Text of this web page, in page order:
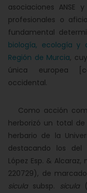
asociaciones ANSE
profesionales o
fundamental
biología, ecología y
Región de Murcia,
única europea
occidental.
Como acción
herborizó un total
herbario de la
destacando los del
López Esp. & Alcaraz,
220729), de
siculasubsp. sicula(